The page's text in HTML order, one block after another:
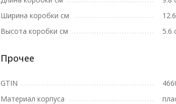
Ширина коробки см
Высота коробки см
5.6
Прочее
GTIN
Материал корпуса